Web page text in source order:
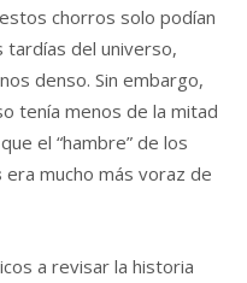
chorros solo podían
tardías del universo,
denso. Sin embargo,
tenía menos de la mitad
el “hambre” de los
era mucho más voraz de
a revisar la historia